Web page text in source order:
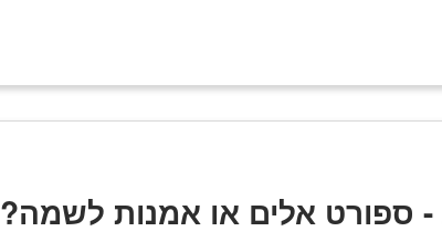
ספורט אלים או אמנות לשמה?